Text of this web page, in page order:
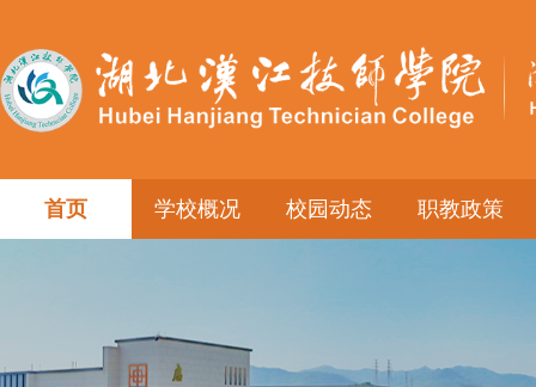
首页 学校概况 校园动态 职教政策